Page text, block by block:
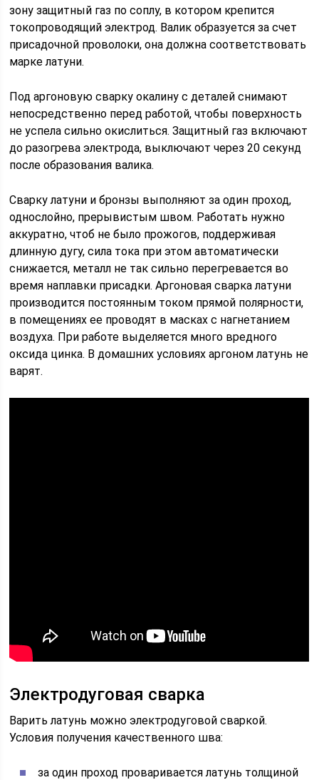
зону защитный газ по соплу, в котором крепится
токопроводящий электрод. Валик образуется за счет
присадочной проволоки, она должна соответствовать
марке латуни.
Под аргоновую сварку окалину с деталей снимают
непосредственно перед работой, чтобы поверхность
не успела сильно окислиться. Защитный газ включают
до разогрева электрода, выключают через 20 секунд
после образования валика.
Сварку латуни и бронзы выполняют за один проход,
однослойно, прерывистым швом. Работать нужно
аккуратно, чтоб не было прожогов, поддерживая
длинную дугу, сила тока при этом автоматически
снижается, металл не так сильно перегревается во
время наплавки присадки. Аргоновая сварка латуни
производится постоянным током прямой полярности,
в помещениях ее проводят в масках с нагнетанием
воздуха. При работе выделяется много вредного
оксида цинка. В домашних условиях аргоном латунь не
варят.
Электродуговая сварка
Варить латунь можно электродуговой сваркой.
Условия получения качественного шва:
за один проход проваривается латунь толщиной